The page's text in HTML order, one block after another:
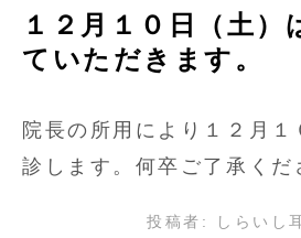
１２月１０日（土）
ていただきます。
院長の所用により１２月１
診します。何卒ご了承くだ
投稿者: しらいし